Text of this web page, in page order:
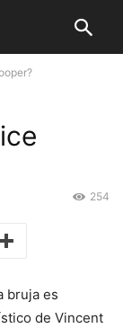
254
bruja es
de Vincent